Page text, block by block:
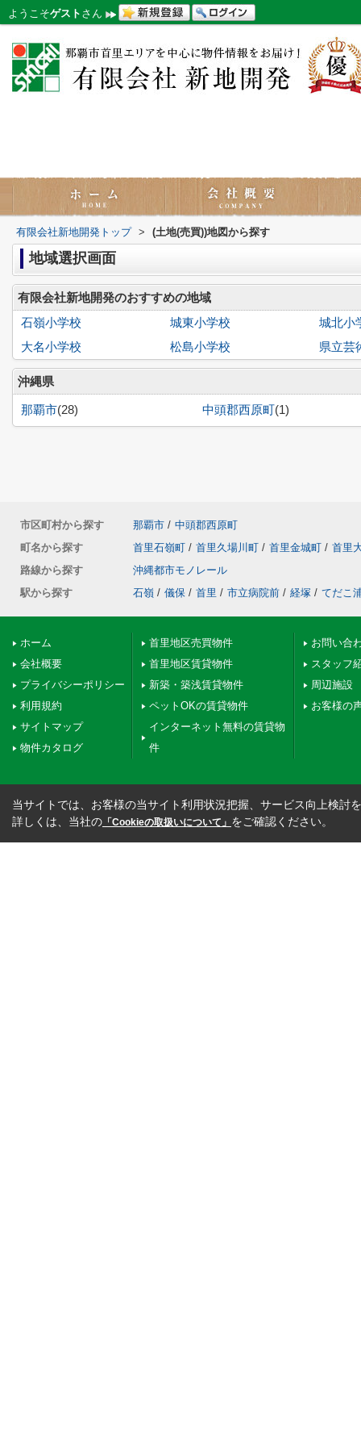
ようこそゲスト さん
有限会社新地開発トップ > (土地(売買))地図から探す
地域選択画面
有限会社新地開発のおすすめの地域
石嶺小学校
城東小学校
城北小
大名小学校
松島小学校 県立芸
沖縄県
那覇市(28) 中頭郡西原町(1)
市区町村から探す 那覇市 / 中頭郡西原町
町名から探す
首里石嶺町 / 首里久場川町 / 首里金城町 / 首里
路線から探す
沖縄都市モノレール
駅から探す
石嶺 / 儀保 / 首里 / 市立病院前 / 経塚 / てだこ
ホーム
会社概要
プライバシーポリシー
利用規約
サイトマップ
物件カタログ
首里地区売買物件
首里地区賃貸物件
新築・築浅賃貸物件
ペットOKの賃貸物件
インターネット無料の賃貸物
件
お問い合
スタッフ
周辺施設
お客様の
当サイトでは、お客様の当サイト利用状況把握、サービス向上検討
詳しくは、当社の 「Cookieの取扱いについて」 をご確認ください。